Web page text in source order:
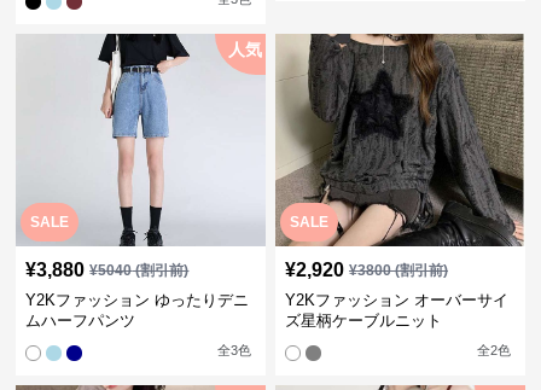
SALE
人気
¥3,880 ¥5040(割引前)
Y2Kファッション ゆったりデニ
ムハーフパンツ
全3色
SALE
¥2,920 ¥3800(割引前)
Y2Kファッション オーバーサイ
ズ星柄ケーブルニット
全2色